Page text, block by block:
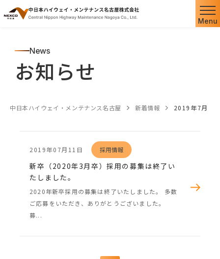
Menu
News
お知らせ
中日本ハイウェイ・メンテナンス名古屋 新着情報 2019年7月
2019年07月11日 採用情報
新卒（2020年3月卒）採用の募集は終了い
たしました。
2020年新卒採用の募集は終了いたしました。 多数
ご応募をいただき、ありがとうございました。
募...